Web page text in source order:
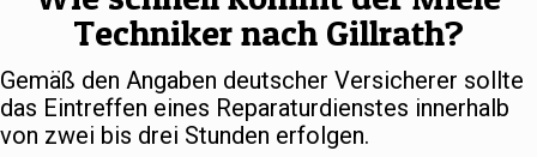
Techniker nach Gillrath?
Gemäß den Angaben deutscher Versicherer sollte
das Eintreffen eines Reparaturdienstes innerhalb
von zwei bis drei Stunden erfolgen.